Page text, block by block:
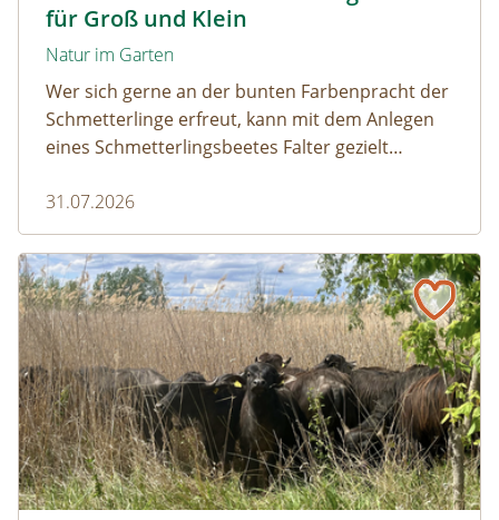
für Groß und Klein
Natur im Garten
Wer sich gerne an der bunten Farbenpracht der
Schmetterlinge erfreut, kann mit dem Anlegen
eines Schmetterlingsbeetes Falter gezielt
dürfen ausreichend mitgedacht werden. Denn
ohne Raupen gibt es keine schönen
Schmetterlinge!
31.07.2026
Naturmagazin: Die Rückkehr der Big Five im Weinviertel
Die Rückkehr der Big Five im Weinviertel